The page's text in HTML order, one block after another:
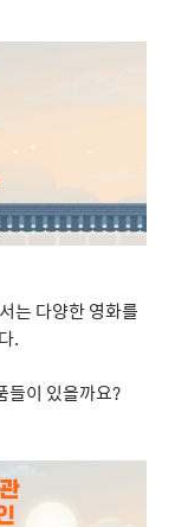
는 다양한 영화를
.
들이 있을까요?